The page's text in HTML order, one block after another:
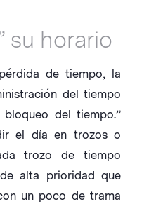
su horario
de tiempo, la
del tiempo
del tiempo.”
el día en trozos o
trozo de tiempo
alta prioridad que
un poco de trama